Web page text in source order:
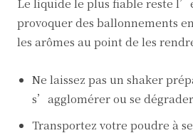
Le liquide le plus fiable reste
provoquer des ballonnements
les arômes au point de les
Ne laissez pas un shaker
s’agglomérer ou se
Transportez votre poudre à